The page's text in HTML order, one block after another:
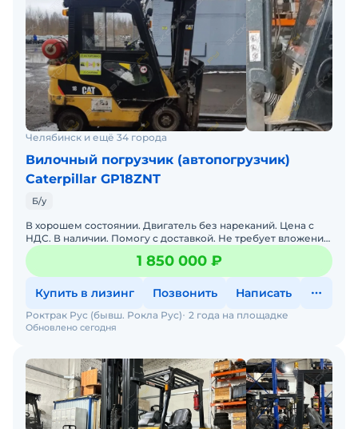
Челябинск и ещё 34 города
Вилочный погрузчик (автопогрузчик)
Caterpillar GP18ZNT
Б/у
В хорошем состоянии. Двигатель без нареканий. Цена с
НДС. В наличии. Помогу с доставкой. Не требует вложений.
Обслуживалась у оф. дилера. Готова к эксплуатации.
1 850 000 ₽
Купить в лизинг Позвонить Написать
Обновлено сегодня
Роктрак Рус (бывш. Рокла Рус) 2 года на площадке